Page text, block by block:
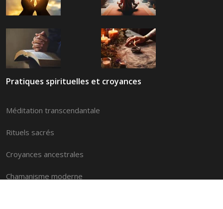
Pratiques spirituelles et croyances
Méditation transcendantale
Rituels sacrés
Croyances ancestrales
Chamanisme moderne